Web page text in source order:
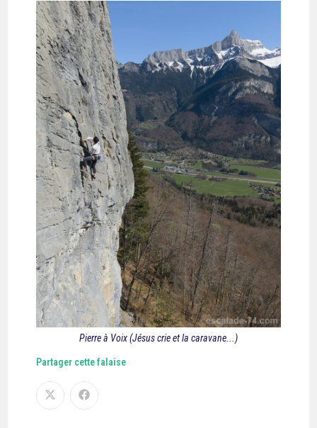
Pierre à Voix (Jésus crie et la caravane...)
Partager cette falaise